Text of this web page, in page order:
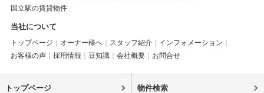
国立駅の賃貸物件
当社について
トップページ オーナー様へ スタッフ紹介
インフォメーション
お客様の声
採用情報 豆知識 会社概要 お問合せ
トップページ 物件検索